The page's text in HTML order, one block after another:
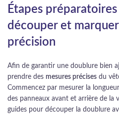
Étapes
découper et
précision
Afin de garantir une doublure bien
prendre des mesures précises du
Commencez par mesurer la
des panneaux avant et arrière de la
guides pour découper la doublure